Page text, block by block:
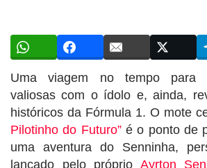
Uma viagem no tempo para
valiosas com o ídolo e, ainda,
históricos da Fórmula 1. O mote
Pilotinho do Futuro”é o ponto de
uma aventura do Senninha,
lançado pelo próprio Ayrton